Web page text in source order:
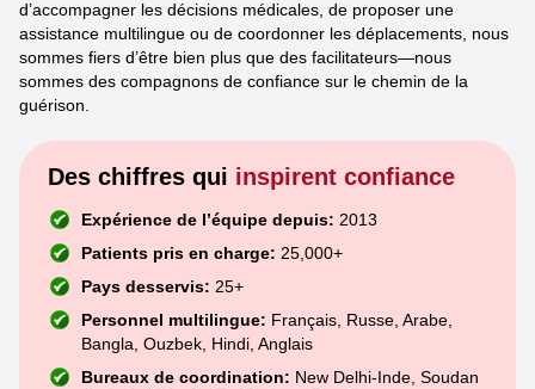
d’accompagner les décisions médicales, de proposer une
assistance multilingue ou de coordonner les déplacements, nous
sommes fiers d’être bien plus que des facilitateurs—nous
sommes des compagnons de confiance sur le chemin de la
guérison.
Des chiffres qui inspirent confiance
Expérience de l’équipe depuis: 2013
Patients pris en charge: 25,000+
Pays desservis: 25+
Personnel multilingue: Français, Russe, Arabe,
Bangla, Ouzbek, Hindi, Anglais
Bureaux de coordination: New Delhi-Inde, Soudan